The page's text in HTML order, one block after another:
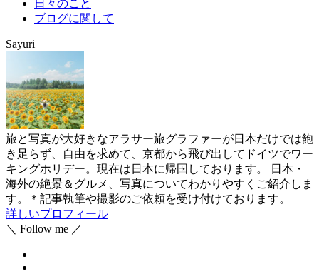
日々のこと
ブログに関して
Sayuri
旅と写真が大好きなアラサー旅グラファーが日本だけでは飽
き足らず、自由を求めて、京都から飛び出してドイツでワー
キングホリデー。現在は日本に帰国しております。 日本・
海外の絶景＆グルメ、写真についてわかりやすくご紹介しま
す。＊記事執筆や撮影のご依頼を受け付けております。
詳しいプロフィール
＼ Follow me ／